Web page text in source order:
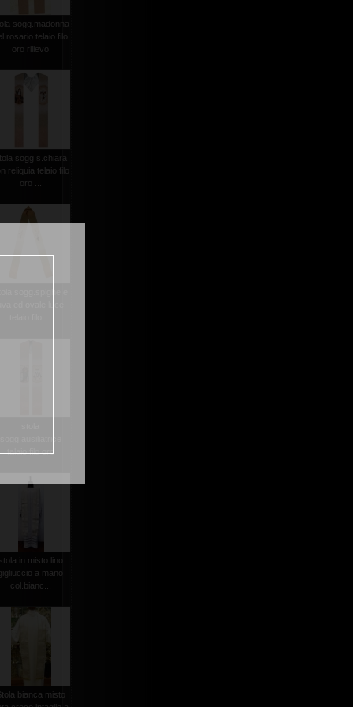
sogg.madonna
rosario telaio filo
oro rilievo
sogg.s.chiara
reliquia telaio filo
oro ...
sogg.spighe e
talaio filo oro
stola in misto lino
a mano
col.bianc...
bianca misto